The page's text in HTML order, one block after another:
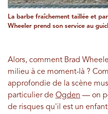
La barbe fraîchement taillée et
Wheeler prend son service au
Alors, comment Brad
milieu à ce moment-là ?
approfondie de la scène
particulier de Ogden — on
de risques qu'il est un